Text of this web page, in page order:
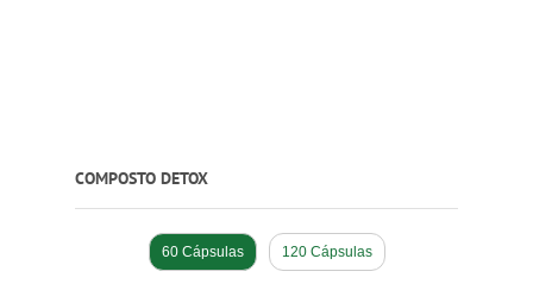
COMPOSTO DETOX
60 Cápsulas 120 Cápsulas